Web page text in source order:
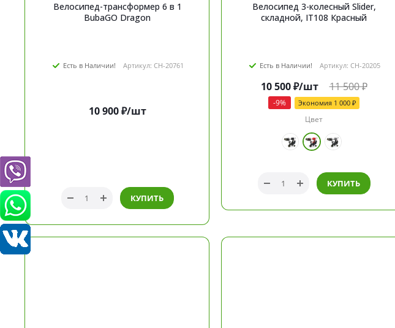
Велосипед-трансформер 6 в 1
BubaGO Dragon
Есть в Наличии! Артикул: CH-20761
10 900₽/шт
КУПИТЬ
Велосипед 3-колесный Slider,
складной, IT108 Красный
Есть в Наличии! Артикул: CH-20205
10 500₽/шт 11 500₽
-9% Экономия 1 000₽
Цвет
КУПИТЬ